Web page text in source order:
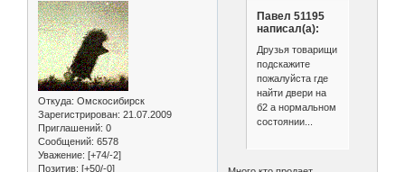
Откуда: Омскосибирск
Зарегистрирован: 21.07.2009
Приглашений: 0
Сообщений: 6578
Уважение: [+74/-2]
Позитив: [+50/-0]
Павел 51195
написал(а):
Друзья товарищи
подскажите
пожалуйста где
найти двери на
б2 а нормальном
состоянии...